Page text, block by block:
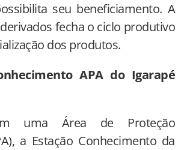
seu beneficiamento. A
fecha o ciclo produtivo
dos produtos.
APA do Igarapé
uma Área de Proteção
a Estação Conhecimento da